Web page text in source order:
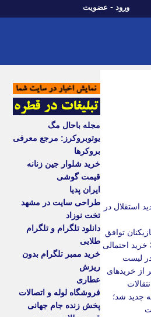
ورود - عضویت
استقلال در
توافق
کرده است؟ اسامی 3 خرید احتمالی
در لیست
از خریدهای
جدید شد؛
مجله باحال مگ
یوتوبروکرز: مرجع معرفی
بروکرها
خرید شلوار جین زنانه
قیمت گوشی
ایران پدیا
طراحی سایت در مشهد
تخت نوزاد
دانلود تلگرام و تلگرام
طلایی
خرید ممبر تلگرام بدون
ریزش
عطاری
فروشگاه لوله و اتصالات
پخش زنده جام جهانی